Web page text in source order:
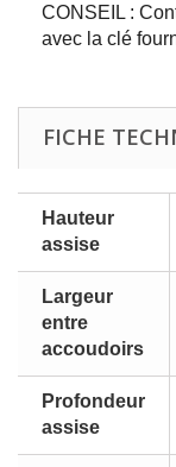
CONSEIL :
avec la clé
FICHE
Hauteur
assise
Largeur
entre
accoudoirs
Profondeur
assise